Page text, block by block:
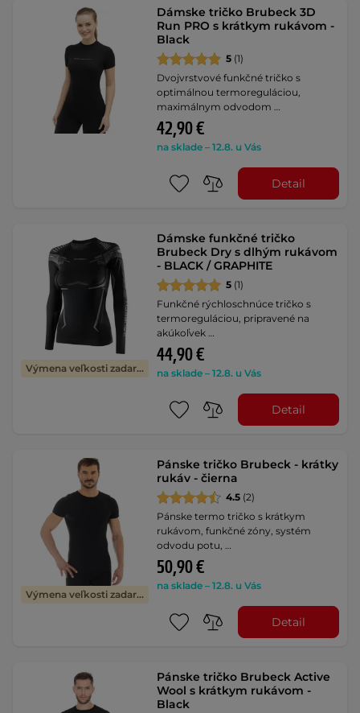
Dámske tričko Brubeck 3D
Run PRO s krátkym rukávom -
Black
5 (1)
Dvojvrstvové funkčné tričko s
optimálnou termoreguláciou,
maximálnym odvodom …
42,90 €
na sklade – 12.8. u Vás
Detail
Výmena veľkosti zadarmo
Dámske funkčné tričko
Brubeck Dry s dlhým rukávom
- BLACK / GRAPHITE
5 (1)
Funkčné rýchloschnúce tričko s
termoreguláciou, pripravené na
akúkoľvek …
44,90 €
na sklade – 12.8. u Vás
Detail
Výmena veľkosti zadarmo
Pánske tričko Brubeck - krátky
rukáv - čierna
4.5 (2)
Pánske termo tričko s krátkym
rukávom, funkčné zóny, systém
odvodu potu, …
50,90 €
na sklade – 12.8. u Vás
Detail
Pánske tričko Brubeck Active
Wool s krátkym rukávom -
Black